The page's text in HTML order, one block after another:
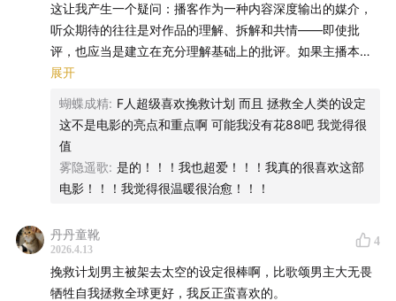
酸菜鱼”即可获得专属链接。
本期你可能收获的3个思考
标签是社交的捷径，也是认知的牢笼——别让别人轻易
定义你。
巴纳姆效应无处不在
清醒。
药，也是掩护。
这让我产生一个疑问：播客作为一种内容深度输出的媒介，
听众期待的往往是对作品的理解、拆解和共情——即使批
评，也应当是建立在充分理解基础上的批评。如果主播本身
缺乏沉下心来欣赏一部作品的耐心，甚至未能准确把握电影
当然，任何人都有不喜欢一部作品的权利。只是作为内容创
作者，或许有必要先问自己：我是否真正理解了这部作品？
我的不喜欢，是源于作品本身的缺陷，还是源于我未能进入
它的语境？
希望这期节目的反馈，能帮助主播在未来的内容中，更加注
重理解的深度与表达的严谨。毕竟，听众选择播客，往往是
为了获得比短视频或社交平台更厚重、更有启发的内容体
展开
蝴蝶成精: F人超级喜欢挽救计划 而且 拯救全人类的设定
这不是电影的亮点和重点啊 可能我没有花88吧 我觉得很
值
雾隐遥歌: 是的！！！我也超爱！！！我真的很喜欢这部
电影！！！我觉得很温暖很治愈！！！
丹丹童靴
2026.4.13
4
挽救计划男主被架去太空的设定很棒啊，比歌颂男主大无畏
牺牲自我拯救全球更好，我反正蛮喜欢的。